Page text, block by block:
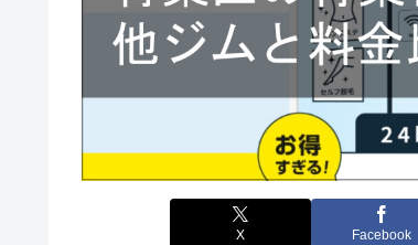
X Facebook